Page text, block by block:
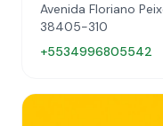
Avenida Floriano
38405-310
+5534996805542